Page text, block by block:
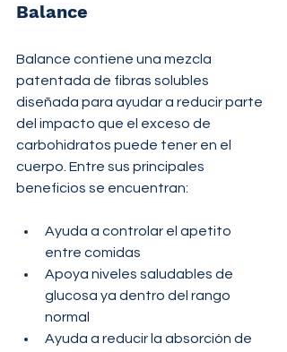
Balance
Balance contiene una mezcla
patentada de fibras solubles
diseñada para ayudar a reducir parte
del impacto que el exceso de
carbohidratos puede tener en el
cuerpo. Entre sus principales
beneficios se encuentran:
Ayuda a controlar el apetito
entre comidas
Apoya niveles saludables de
glucosa ya dentro del rango
normal
Ayuda a reducir la absorción de